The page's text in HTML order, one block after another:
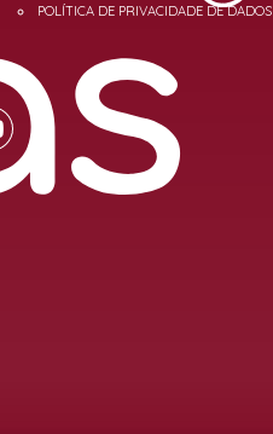
POLÍTICA DE PRIVACIDADE DE DADOS